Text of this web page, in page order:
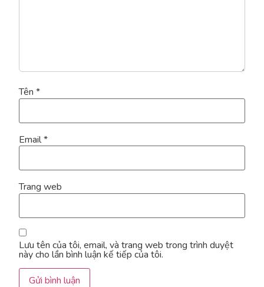
Tên *
Email*
Trang web
Lưu tên của tôi, email, và trang web trong trình duyệt
này cho lần bình luận kế tiếp của tôi.